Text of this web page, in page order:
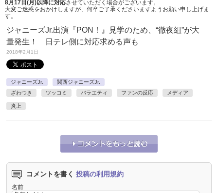
8月17日(月)以降に対応させていただく場合がございます。
大変ご迷惑をおかけしますが、 何卒ご了承くださいますようお願い申し上げま
す。
ジャニーズJr.出演『PON！』見学のため、“徹夜組”が大
量発生！ 日テレ側に対応求める声も
2018年2月1日
ジャニーズJr.
関西ジャニーズJr.
ざわつき
ツッコミ バラエティ ファンの反応 メディア
炎上
コメントを書く 投稿の利用規約
名前